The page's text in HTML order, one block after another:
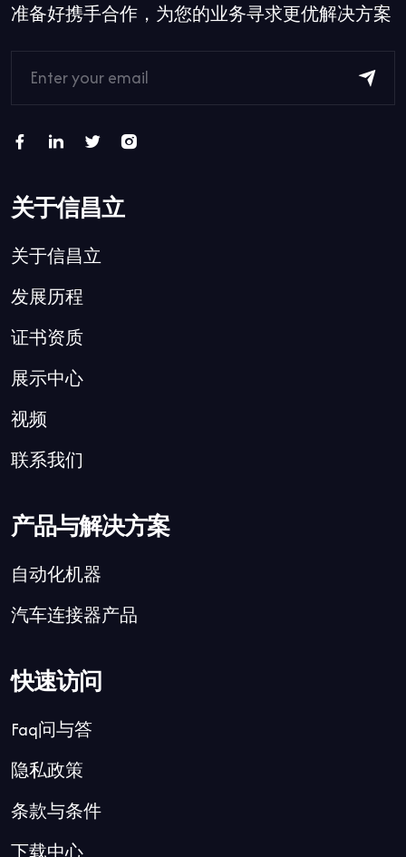
准备好携手合作，为您的业务寻求更优解决方案
关于信昌立
关于信昌立
发展历程
证书资质
展示中心
视频
联系我们
产品与解决方案
自动化机器
汽车连接器产品
快速访问
Faq问与答
隐私政策
条款与条件
下载中心